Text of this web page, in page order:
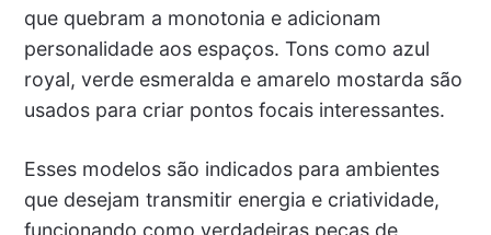
que quebram a monotonia e adicionam
personalidade aos espaços. Tons como azul
royal, verde esmeralda e amarelo mostarda são
usados para criar pontos focais interessantes.
Esses modelos são indicados para ambientes
que desejam transmitir energia e criatividade,
funcionando como verdadeiras peças de